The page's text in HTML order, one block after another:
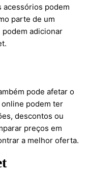
acessórios podem
parte de um
podem adicionar
pode afetar o
podem ter
descontos ou
preços em
a melhor oferta.